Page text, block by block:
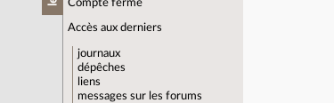
Compte fermé
Accès aux derniers
journaux
dépêches
liens
messages sur les forums